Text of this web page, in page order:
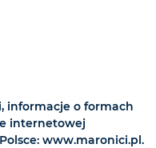
informacje o formach
internetowej
www.maronici.pl.